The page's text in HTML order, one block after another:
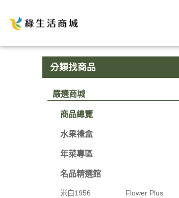
分類找商品
嚴選商城
商品總覽
水果禮盒
年菜專區
名品精選館
米白1956
Flower Plus